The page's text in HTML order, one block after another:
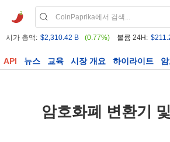
시가 총액: $2,310.42 B (0.77%) 볼륨 24H:
API 뉴스 교육 시장 개요 하이라이트
암호화폐 변환기